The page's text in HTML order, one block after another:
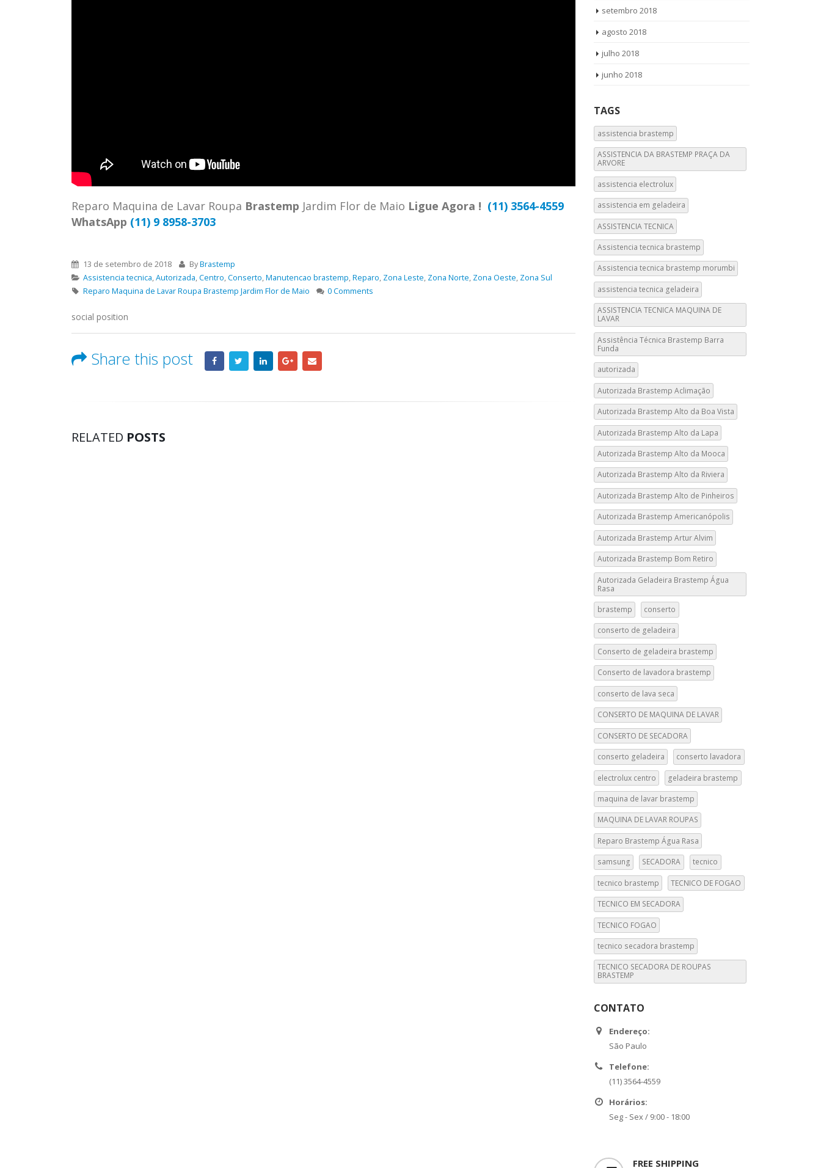
Reparo Maquina de Lavar Roupa Brastemp Jardim Flor de Maio Ligue Agora ! (11) 3564-4559
WhatsApp (11) 9 8958-3703
13 de setembro de 2018 ByBrastemp
Assistencia tecnica,Autorizada,Centro,Conserto,Manutencao brastemp,Reparo, Zona Leste, Zona Norte, Zona Oeste, Zona Sul
Reparo Maquina de Lavar Roupa Brastemp Jardim Flor de Maio
0 Comments
social position
Share this post
RELATED POSTS
setembro 2018
agosto 2018
julho 2018
junho 2018
TAGS
assistencia brastemp
ASSISTENCIA DA BRASTEMP PRAÇA DA
ARVORE
assistencia electrolux
assistencia em geladeira
ASSISTENCIA TECNICA
Assistencia tecnica brastemp
Assistencia tecnica brastemp morumbi
assistencia tecnica geladeira
ASSISTENCIA TECNICA MAQUINA DE
LAVAR
Assistência Técnica Brastemp Barra
Funda
autorizada
Autorizada Brastemp Aclimação
Autorizada Brastemp Alto da Boa Vista
Autorizada Brastemp Alto da Lapa
Autorizada Brastemp Alto da Mooca
Autorizada Brastemp Alto da Riviera
Autorizada Brastemp Alto de Pinheiros
Autorizada Brastemp Americanópolis
Autorizada Brastemp Artur Alvim
Autorizada Brastemp Bom Retiro
Autorizada Geladeira Brastemp Água
Rasa
brastemp conserto
conserto de geladeira
Conserto de geladeira brastemp
Conserto de lavadora brastemp
conserto de lava seca
CONSERTO DE MAQUINA DE LAVAR
CONSERTO DE SECADORA
conserto geladeira conserto lavadora
electrolux centro geladeira brastemp
maquina de lavar brastemp
MAQUINA DE LAVAR ROUPAS
Reparo Brastemp Água Rasa
samsung SECADORA tecnico
tecnico brastemp TECNICO DE FOGAO
TECNICO EM SECADORA
TECNICO FOGAO
tecnico secadora brastemp
TECNICO SECADORA DE ROUPAS
BRASTEMP
CONTATO
Endereço:
São Paulo
Telefone:
(11) 3564-4559
Horários:
Seg - Sex / 9:00 - 18:00
FREE SHIPPING